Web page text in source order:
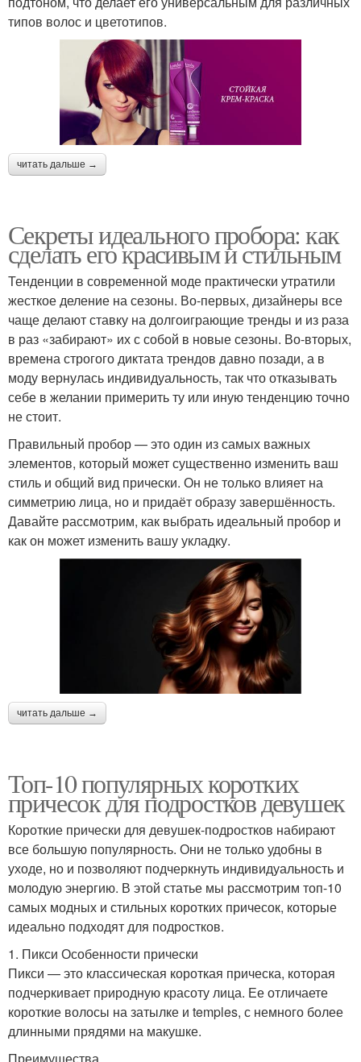
типов волос и цветотипов.
читать дальше →
Секреты идеального пробора: как
сделать его красивым и стильным
Тенденции в современной моде практически утратили
жесткое деление на сезоны. Во-первых, дизайнеры все
чаще делают ставку на долгоиграющие тренды и из раза
в раз «забирают» их с собой в новые сезоны. Во-вторых,
времена строгого диктата трендов давно позади, а в
моду вернулась индивидуальность, так что отказывать
себе в желании примерить ту или иную тенденцию точно
не стоит.
Правильный пробор — это один из самых важных
элементов, который может существенно изменить ваш
стиль и общий вид прически. Он не только влияет на
симметрию лица, но и придаёт образу завершённость.
Давайте рассмотрим, как выбрать идеальный пробор и
как он может изменить вашу укладку.
читать дальше →
Топ-10 популярных коротких
причесок для подростков девушек
Короткие прически для девушек-подростков набирают
все большую популярность. Они не только удобны в
уходе, но и позволяют подчеркнуть индивидуальность и
молодую энергию. В этой статье мы рассмотрим топ-10
самых модных и стильных коротких причесок, которые
идеально подходят для подростков.
1. Пикси Особенности прически
Пикси — это классическая короткая прическа, которая
подчеркивает природную красоту лица. Ее отличаете
короткие волосы на затылке и temples, с немного более
длинными прядями на макушке.
Преимущества